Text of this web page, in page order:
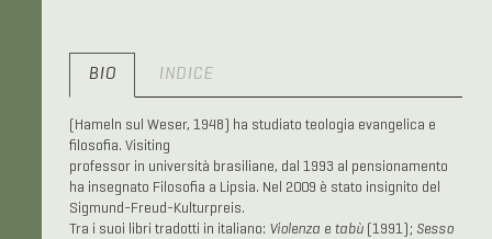
BIO INDICE
(Hameln sul Weser, 1948) ha studiato teologia evangelica e
filosofia. Visiting
professor in università brasiliane, dal 1993 al pensionamento
ha insegnato Filosofia a Lipsia. Nel 2009 è stato insignito del
Sigmund-Freud-Kulturpreis.
Tra i suoi libri tradotti in italiano: Violenza e tabù(1991); Sesso